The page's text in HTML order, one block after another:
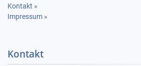
Kontakt »
Impressum »
Kontakt